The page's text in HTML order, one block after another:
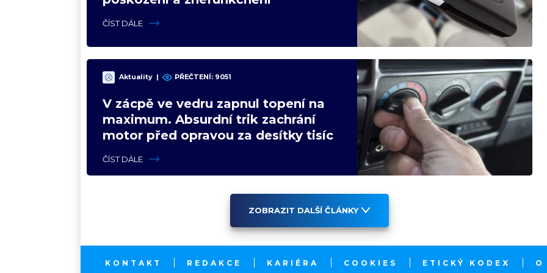
ČÍST DÁLE
Aktuality | PŘEČTENÍ: 9051
V zácpě ve vedru zapnul topení na
maximum. Absurdní trik zachrání
motor před opravou za desítky tisíc
ČÍST DÁLE
ZOBRAZIT DALŠÍ ČLÁNKY
KONTAKT REDAKCE KARIÉRA COOKIES ETICKÝ KODEX O